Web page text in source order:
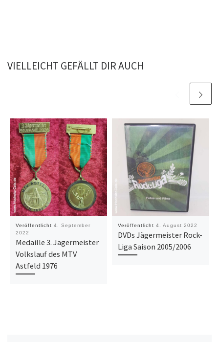
VIELLEICHT GEFÄLLT DIR AUCH
Veröffentlicht 4. September
2022
Medaille 3. Jägermeister
Volkslauf des MTV
Astfeld 1976
Veröffentlicht 4. August 2022
DVDs Jägermeister Rock-
Liga Saison 2005/2006